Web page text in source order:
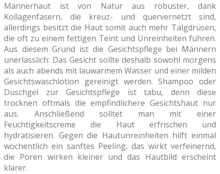
Männerhaut ist von Natur aus robuster, dank
Kollagenfasern, die kreuz- und quervernetzt sind,
allerdings besitzt die Haut somit auch mehr Talgdrüsen,
die oft zu einem fettigen Teint und Unreinheiten führen.
Aus diesem Grund ist die Gesichtspflege bei Männern
unerlässlich: Das Gesicht sollte deshalb sowohl morgens
als auch abends mit lauwarmem Wasser und einer milden
Gesichtswaschlotion gereinigt werden. Shampoo oder
Duschgel zur Gesichtspflege ist tabu, denn diese
trocknen oftmals die empfindlichere Gesichtshaut nur
aus. Anschließend solltet man mit einer
Feuchtigkeitscreme die Haut erfrischen und
hydratisieren. Gegen die Hautunreinheiten hilft einmal
wöchentlich ein sanftes Peeling, das wirkt verfeinernd,
die Poren wirken kleiner und das Hautbild erscheint
klarer.